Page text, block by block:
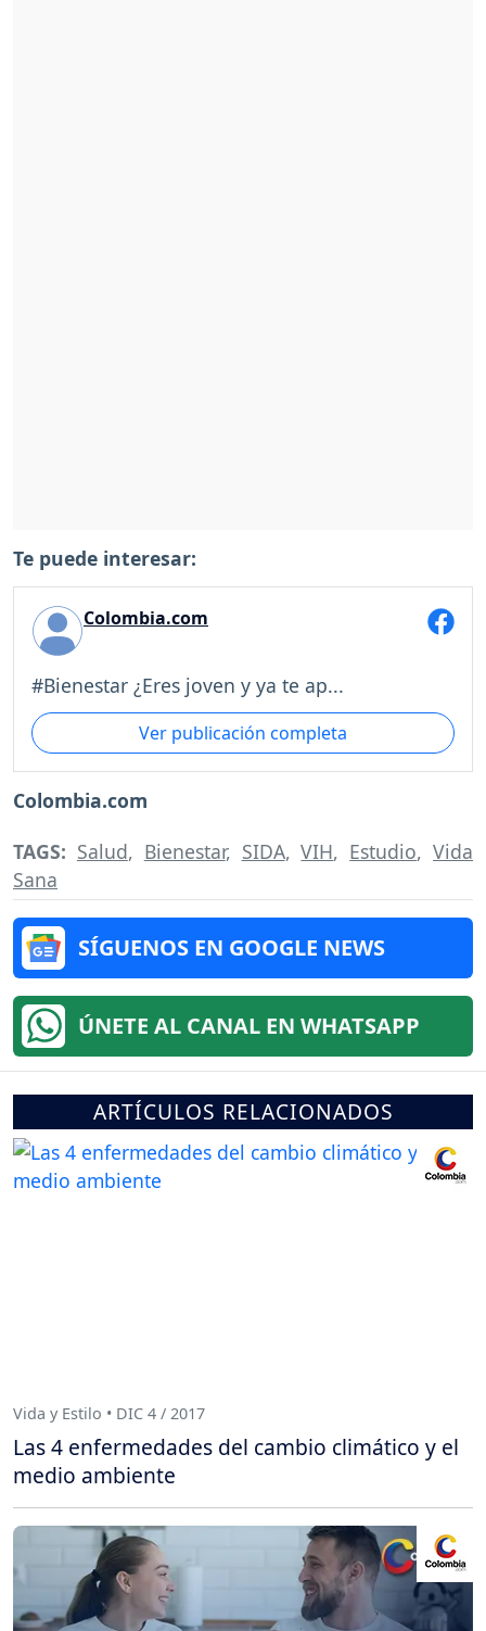
Te puede interesar:
Colombia.com
#Bienestar ¿Eres joven y ya te ap...
Ver publicación completa
Colombia.com
TAGS: Salud, Bienestar, SIDA,VIH, Estudio,Vida
Sana
SÍGUENOS EN GOOGLE NEWS
ÚNETE AL CANAL EN WHATSAPP
ARTÍCULOS RELACIONADOS
Vida y Estilo • DIC 4 / 2017
Las 4 enfermedades del cambio climático y el
medio ambiente